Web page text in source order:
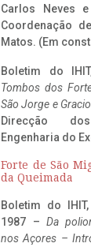
Carlos Neves
Coordenação
Matos. (Em
Boletim do
Tombos dos
São Jorge e
Direcção
Engenharia do
Forte de São
da Queimada
Boletim do
1987 – Da
nos Açores –